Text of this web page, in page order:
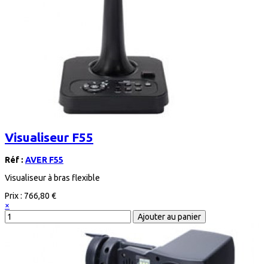
Visualiseur F55
Réf : AVER F55
Visualiseur à bras flexible
Prix : 766,80 €
×